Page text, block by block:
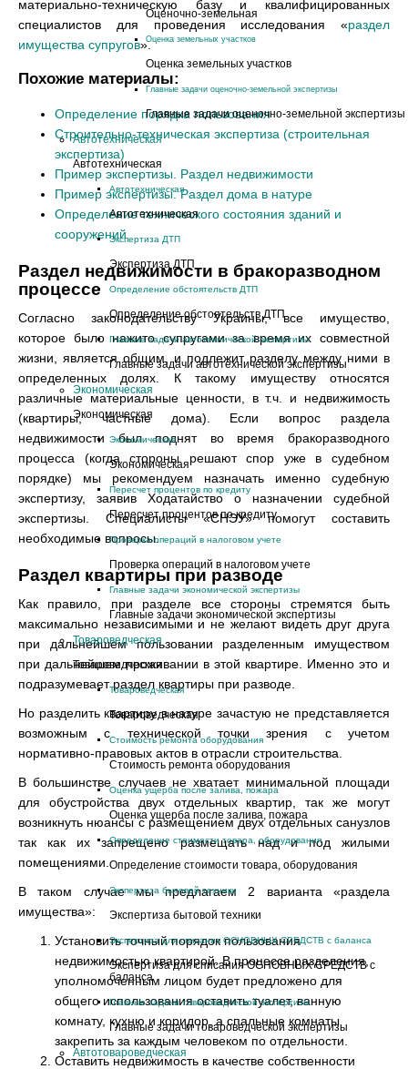
Оценочно-земельная
Оценка земельных участков
Оценка земельных участков
Главные задачи оценочно-земельной экспертизы
Главные задачи оценочно-земельной экспертизы
Автотехническая
Автотехническая
Автотехническая
Автотехническая
Экспертиза ДТП
Экспертиза ДТП
Определение обстоятельств ДТП
Определение обстоятельств ДТП
Главные задачи автотехнической экспертизы
Главные задачи автотехнической экспертизы
Экономическая
Экономическая
Экономическая
Экономическая
Пересчет процентов по кредиту
Пересчет процентов по кредиту
Проверка операций в налоговом учете
Проверка операций в налоговом учете
Главные задачи экономической экспертизы
Главные задачи экономической экспертизы
Товароведческая
Товароведческая
Товароведческая
Товароведческая
Стоимость ремонта оборудования
Стоимость ремонта оборудования
Оценка ущерба после залива, пожара
Оценка ущерба после залива, пожара
Определение стоимости товара, оборудования
Определение стоимости товара, оборудования
Экспертиза бытовой техники
Экспертиза бытовой техники
Экспертиза для списания ОСНОВНЫХ СРЕДСТВ с баланса
Экспертиза для списания ОСНОВНЫХ СРЕДСТВ с
баланса
Главные задачи товароведческой экспертизы
Главные задачи товароведческой экспертизы
Автотовароведческая
материально-техническую базу и квалифицированных
специалистов для проведения исследования «раздел
имущества супругов».
Похожие материалы:
Определение порядка пользования
Cтроительно-техническая экспертиза (строительная
экспертиза)
Пример экспертизы. Раздел недвижимости
Пример экспертизы. Раздел дома в натуре
Определение технического состояния зданий и
сооружений
Раздел недвижимости в бракоразводном
процессе
Согласно законодательству Украины, все имущество,
которое было нажито супругами за время их совместной
жизни, является общим, и подлежит разделу между ними в
определенных долях. К такому имуществу относятся
различные материальные ценности, в т.ч. и недвижимость
(квартиры, частные дома). Если вопрос раздела
недвижимости был поднят во время бракоразводного
процесса (когда стороны решают спор уже в судебном
порядке) мы рекомендуем назначать именно судебную
экспертизу, заявив Ходатайство о назначении судебной
экспертизы. Специалисты «СНЭУ» помогут составить
необходимые вопросы.
Раздел квартиры при разводе
Как правило, при разделе все стороны стремятся быть
максимально независимыми и не желают видеть друг друга
при дальнейшем пользовании разделенным имуществом
при дальнейшем проживании в этой квартире. Именно это и
подразумевает раздел квартиры при разводе.
Но разделить квартиру в натуре зачастую не представляется
возможным с технической точки зрения с учетом
нормативно-правовых актов в отрасли строительства.
В большинстве случаев не хватает минимальной площади
для обустройства двух отдельных квартир, так же могут
возникнуть нюансы с размещением двух отдельных санузлов
так как их запрещено размещать над и под жилыми
помещениями.
В таком случае мы предлагаем 2 варианта «раздела
имущества»:
Установить точный порядок пользования
недвижимостью квартирой. В процессе разделения,
уполномоченным лицом будет предложено для
общего использования оставить туалет, ванную
комнату, кухню и коридор, а спальные комнаты
закрепить за каждым человеком по отдельности.
Оставить недвижимость в качестве собственности